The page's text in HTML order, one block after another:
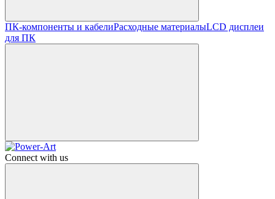
ПК-компоненты и кабелиРасходные материалыLCD дисплеи
для ПК
Connect with us